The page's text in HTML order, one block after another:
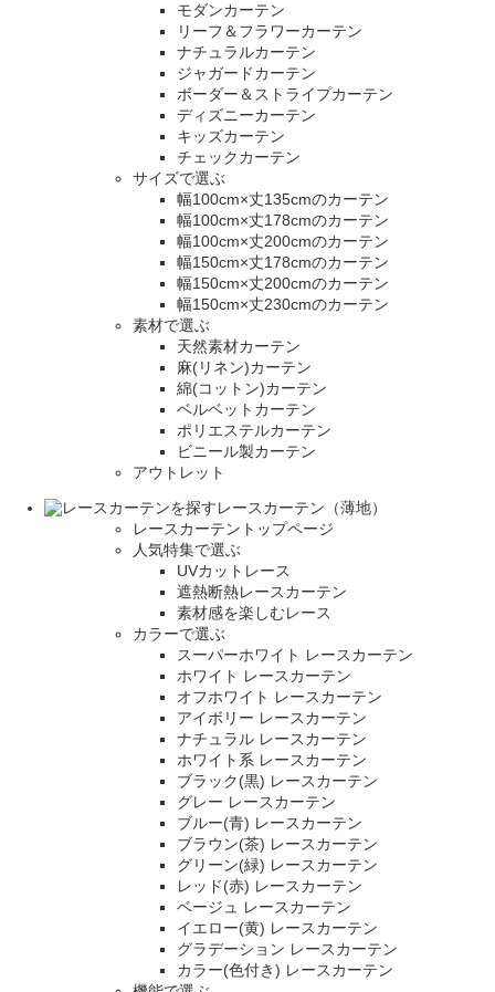
モダンカーテン
リーフ＆フラワーカーテン
ナチュラルカーテン
ジャガードカーテン
ボーダー＆ストライプカーテン
ディズニーカーテン
キッズカーテン
チェックカーテン
サイズで選ぶ
幅100cm×丈135cmのカーテン
幅100cm×丈178cmのカーテン
幅100cm×丈200cmのカーテン
幅150cm×丈178cmのカーテン
幅150cm×丈200cmのカーテン
幅150cm×丈230cmのカーテン
素材で選ぶ
天然素材カーテン
麻(リネン)カーテン
綿(コットン)カーテン
ベルベットカーテン
ポリエステルカーテン
ビニール製カーテン
アウトレット
レースカーテン（薄地）
レースカーテントップページ
人気特集で選ぶ
UVカットレース
遮熱断熱レースカーテン
素材感を楽しむレース
カラーで選ぶ
スーパーホワイト レースカーテン
ホワイト レースカーテン
オフホワイト レースカーテン
アイボリー レースカーテン
ナチュラル レースカーテン
ホワイト系 レースカーテン
ブラック(黒) レースカーテン
グレー レースカーテン
ブルー(青) レースカーテン
ブラウン(茶) レースカーテン
グリーン(緑) レースカーテン
レッド(赤) レースカーテン
ベージュ レースカーテン
イエロー(黄) レースカーテン
グラデーション レースカーテン
カラー(色付き) レースカーテン